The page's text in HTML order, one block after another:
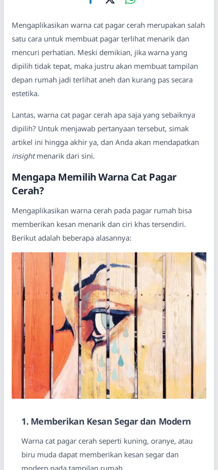
Mengaplikasikan warna cat pagar cerah merupakan salah
satu cara untuk membuat pagar terlihat menarik dan
mencuri perhatian. Meski demikian, jika warna yang
dipilih tidak tepat, maka justru akan membuat tampilan
depan rumah jadi terlihat aneh dan kurang pas secara
estetika.
Lantas, warna cat pagar cerah apa saja yang sebaiknya
dipilih? Untuk menjawab pertanyaan tersebut, simak
artikel ini hingga akhir ya, dan Anda akan mendapatkan
insightmenarik dari sini.
Mengapa Memilih Warna Cat Pagar
Cerah?
Mengaplikasikan warna cerah pada pagar rumah bisa
memberikan kesan menarik dan ciri khas tersendiri.
Berikut adalah beberapa alasannya:
1. Memberikan Kesan Segar dan Modern
Warna cat pagar cerah seperti kuning, oranye, atau
biru muda dapat memberikan kesan segar dan